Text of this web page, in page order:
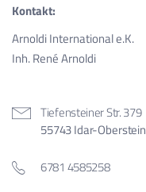
Kontakt:
Arnoldi International e.K.
Inh. René Arnoldi
Tiefensteiner Str. 379
55743 Idar-Oberstein
6781 4585258